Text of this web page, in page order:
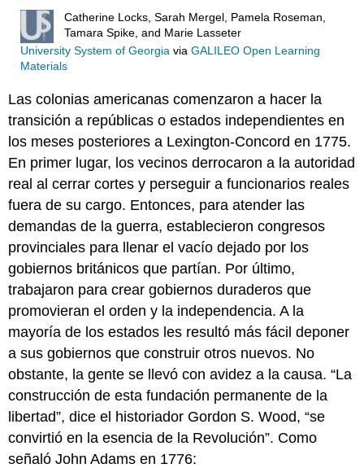
Catherine Locks, Sarah Mergel, Pamela Roseman,
Tamara Spike, and Marie Lasseter
University System of Georgiavia GALILEO Open Learning
Materials
Las colonias americanas comenzaron a hacer la
transición a repúblicas o estados independientes en
los meses posteriores a Lexington-Concord en 1775.
En primer lugar, los vecinos derrocaron a la autoridad
real al cerrar cortes y perseguir a funcionarios reales
fuera de su cargo. Entonces, para atender las
demandas de la guerra, establecieron congresos
provinciales para llenar el vacío dejado por los
gobiernos británicos que partían. Por último,
trabajaron para crear gobiernos duraderos que
promovieran el orden y la independencia. A la
mayoría de los estados les resultó más fácil deponer
a sus gobiernos que construir otros nuevos. No
obstante, la gente se llevó con avidez a la causa. “La
construcción de esta fundación permanente de la
libertad”, dice el historiador Gordon S. Wood, “se
convirtió en la esencia de la Revolución”. Como
señaló John Adams en 1776: